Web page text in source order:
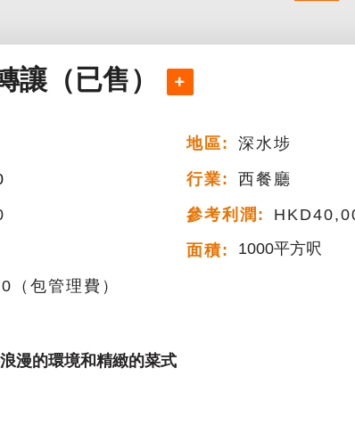
讓（已售）
地區:
深水埗
行業:
西餐廳
參考利潤:
面積: 1000平方呎
（包管理費）
漫的環境和精緻的菜式